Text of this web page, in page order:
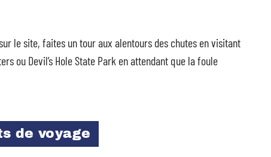
le site, faites un tour aux alentours des chutes en visitant
ou Devil’s Hole State Park en attendant que la foule
de voyage